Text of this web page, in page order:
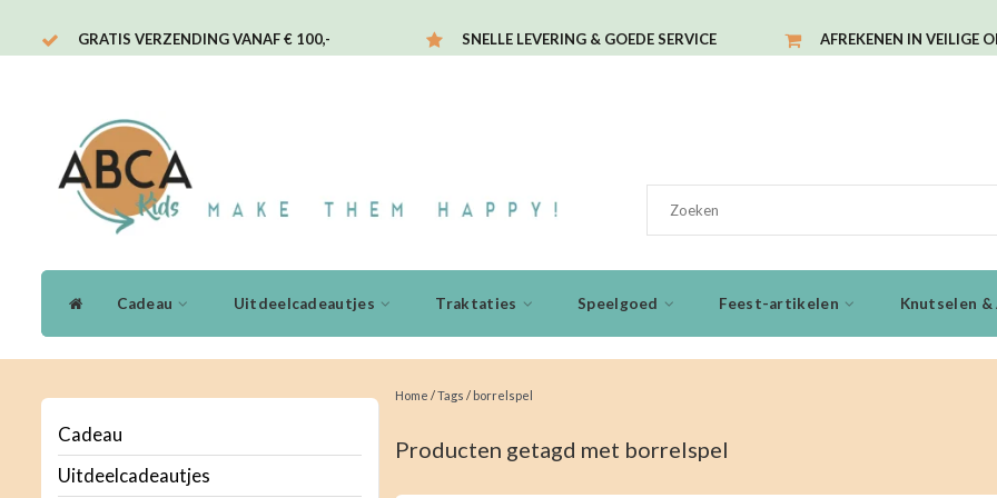
GRATIS VERZENDING VANAF € 100,- SNELLE LEVERING & GOEDE SERVICE AFREKENEN IN VEILIGE
Cadeau Uitdeelcadeautjes Traktaties Speelgoed Feest-artikelen Knutselen
Cadeau
Uitdeelcadeautjes
Home /Tags / borrelspel
Producten getagd met borrelspel